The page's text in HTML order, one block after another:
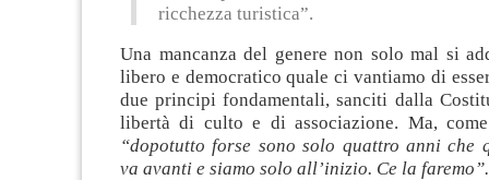
ricchezza turistica”.
Una mancanza del genere non solo mal si
libero e democratico quale ci vantiamo di
due principi fondamentali, sanciti dalla
libertà di culto e di associazione. Ma,
“dopotutto forse sono solo quattro anni che
va avanti e siamo solo all’inizio. Ce la faremo”.